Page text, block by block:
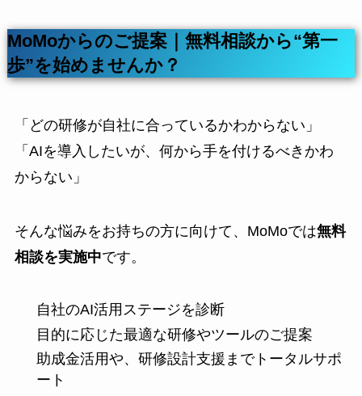
MoMoからのご提案｜無料相談から“第一
歩”を始めませんか？
「どの研修が自社に合っているかわからない」
「AIを導入したいが、何から手を付けるべきかわ
からない」
そんな悩みをお持ちの方に向けて、MoMoでは無料
相談を実施中です。
自社のAI活用ステージを診断
目的に応じた最適な研修やツールのご提案
助成金活用や、研修設計支援までトータルサポ
ート